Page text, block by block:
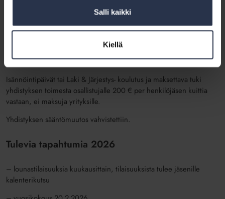
Salli kaikki
Kiellä
ja Anneli Haikala
Taloyhtiötapahtuman työryhmään valittiin Marika Grönholm-Lakka,
Anu Raikaslehto, Olli Kurhinen ja Virpi Säynäjäkangas.
Isännöintipäivät tai Laki & Järjestys- koulutus ja maksettava tuki
yhdistyksen toimesta osallistujalle 200 € per henkilöjäsen kuittia
vastaan, ei maksuja yrityksille.
Yhdistyksen sääntömuutos vahvistettiin.
Tulevia tapahtumia 2026
– lounastilaisuuksia kuukausittain, tilaisuuksista tulee jäsenille
kalenterikutsu